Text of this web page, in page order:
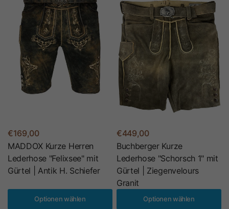
€169,00
MADDOX Kurze Herren
Lederhose "Felixsee" mit
Gürtel | Antik H. Schiefer
Optionen wählen
€449,00
Buchberger Kurze
Lederhose "Schorsch 1" mit
Gürtel | Ziegenvelours
Granit
Optionen wählen